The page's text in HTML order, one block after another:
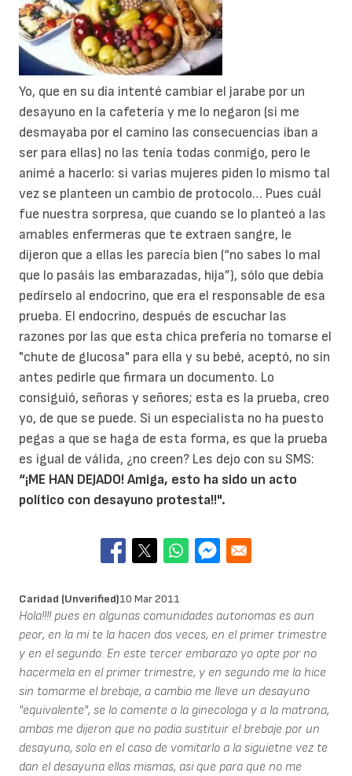
Yo, que en su día intenté cambiar el jarabe por un
desayuno en la cafetería y me lo negaron (si me
desmayaba por el camino las consecuencias iban a
ser para ellas) no las tenía todas conmigo, pero le
animé a hacerlo: si varias mujeres piden lo mismo tal
vez se planteen un cambio de protocolo… Pues cuál
fue nuestra sorpresa, que cuando se lo planteó a las
amables enfermeras que te extraen sangre, le
dijeron que a ellas les parecía bien (“no sabes lo mal
que lo pasáis las embarazadas, hija”), sólo que debía
pedírselo al endocrino, que era el responsable de esa
prueba. El endocrino, después de escuchar las
razones por las que esta chica prefería no tomarse el
"chute de glucosa" para ella y su bebé, aceptó, no sin
antes pedirle que firmara un documento. Lo
consiguió, señoras y señores; esta es la prueba, creo
yo, de que se puede. Si un especialista no ha puesto
pegas a que se haga de esta forma, es que la prueba
es igual de válida, ¿no creen? Les dejo con su SMS:
“¡ME HAN DEJADO! Amiga, esto ha sido un acto
político con desayuno protesta!!".
Caridad (unverified)10 Mar 2011
Hola!!!! pues en algunas comunidades autonomas es aun
peor, en la mi te la hacen dos veces, en el primer trimestre
y en el segundo. En este tercer embarazo yo opte por no
hacermela en el primer trimestre, y en segundo me la hice
sin tomarme el brebaje, a cambio me lleve un desayuno
"equivalente", se lo comente a la ginecologa y a la matrona,
ambas me dijeron que no podia sustituir el brebaje por un
desayuno, solo en el caso de vomitarlo a la siguietne vez te
dan el desayuna ellas mismas, asi que para que no me